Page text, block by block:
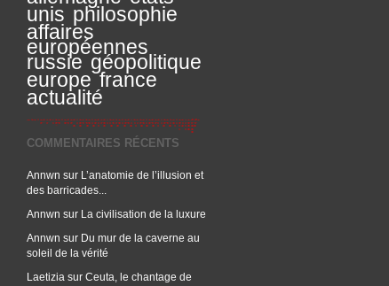
unis philosophie
affaires
européennes
russie géopolitique
europe france
actualité
COMMENTAIRES RÉCENTS
Annwn sur L’anatomie de l’illusion et
des barricades...
Annwn sur La civilisation de la luxure
Annwn sur Du mur de la caverne au
soleil de la vérité
Laetizia sur Ceuta, le chantage de